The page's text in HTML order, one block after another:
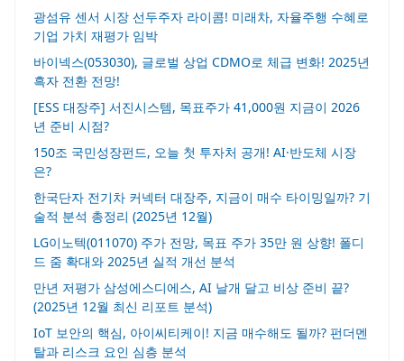
광섬유 센서 시장 선두주자 라이콤! 미래차, 자율주행 수혜로
기업 가치 재평가 임박
바이넥스(053030), 글로벌 상업 CDMO로 체급 변화! 2025년
흑자 전환 전망!
[ESS 대장주] 서진시스템, 목표주가 41,000원 지금이 2026
년 준비 시점?
150조 국민성장펀드, 오늘 첫 투자처 공개! AI·반도체 시장
은?
한국단자 전기차 커넥터 대장주, 지금이 매수 타이밍일까? 기
술적 분석 총정리 (2025년 12월)
LG이노텍(011070) 주가 전망, 목표 주가 35만 원 상향! 폴디
드 줌 확대와 2025년 실적 개선 분석
만년 저평가 삼성에스디에스, AI 날개 달고 비상 준비 끝?
(2025년 12월 최신 리포트 분석)
IoT 보안의 핵심, 아이씨티케이! 지금 매수해도 될까? 펀더멘
탈과 리스크 요인 심층 분석